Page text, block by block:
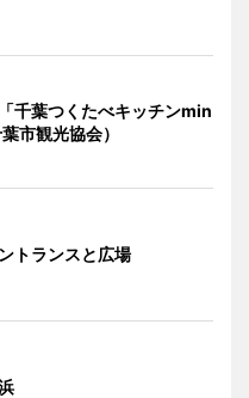
千葉つくたべキッチンmin
市観光協会）
トランスと広場